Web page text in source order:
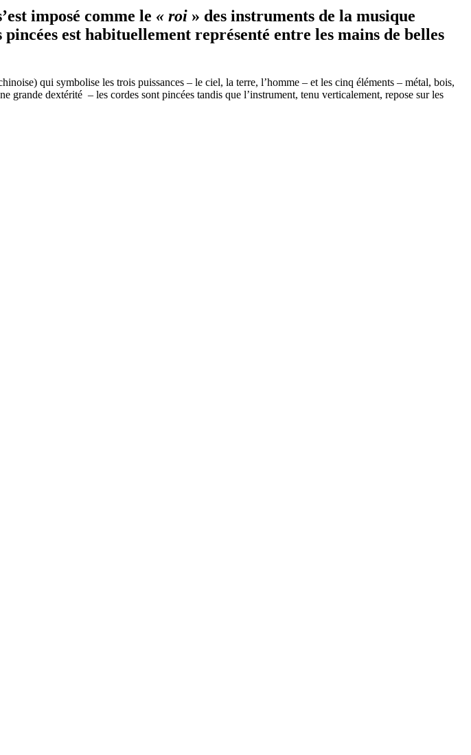
imposé comme le « roi » des instruments de la musique
est habituellement représenté entre les mains de belles
qui symbolise les trois puissances – le ciel, la terre, l’homme – et les cinq éléments – métal, bois,
grande dextérité – les cordes sont pincées tandis que l’instrument, tenu verticalement, repose sur les